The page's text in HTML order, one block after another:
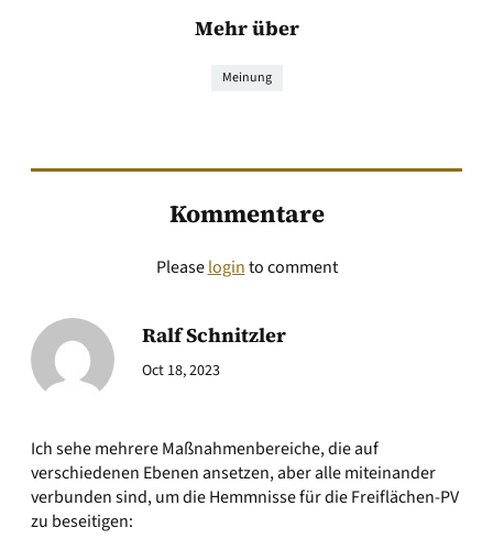
Mehr über
Meinung
Kommentare
Pleaseloginto comment
Ralf Schnitzler
Oct 18, 2023
Ich sehe mehrere Maßnahmenbereiche, die auf
verschiedenen Ebenen ansetzen, aber alle miteinander
verbunden sind, um die Hemmnisse für die Freiflächen-PV
zu beseitigen: